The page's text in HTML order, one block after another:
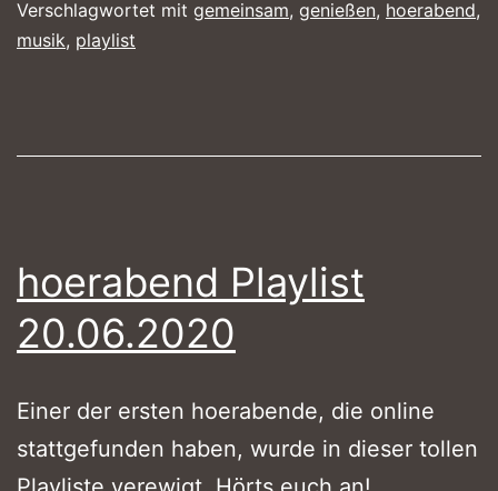
Verschlagwortet mit gemeinsam, genießen, hoerabend,
musik, playlist
hoerabend Playlist
20.06.2020
Einer der ersten hoerabende, die online
stattgefunden haben, wurde in dieser tollen